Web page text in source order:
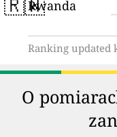
Rwanda
Ranking updated
O